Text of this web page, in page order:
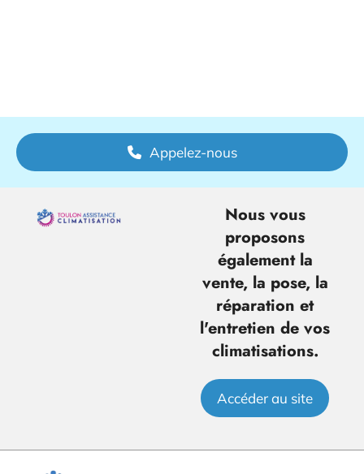
Appelez-nous
Nous vous
proposons
également la
vente, la pose, la
réparation et
l'entretien de vos
climatisations.
Accéder au site